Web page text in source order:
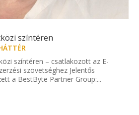
színtéren
színtéren – csatlakozott az E-
szövetséghez Jelentős
a BestByte Partner Group:...